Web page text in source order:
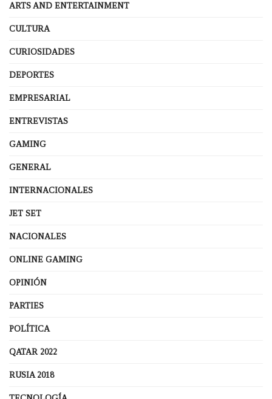
ARTS AND ENTERTAINMENT
CULTURA
CURIOSIDADES
DEPORTES
EMPRESARIAL
ENTREVISTAS
GAMING
GENERAL
INTERNACIONALES
JET SET
NACIONALES
ONLINE GAMING
OPINIÓN
PARTIES
POLÍTICA
QATAR 2022
RUSIA 2018